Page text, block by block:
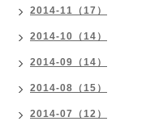
2014-11（17）
2014-10（14）
2014-09（14）
2014-08（15）
2014-07（12）